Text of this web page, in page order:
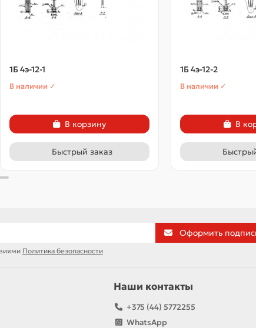
1Б 4э-12-1
В наличии ✓
В корзину
Быстрый заказ
1Б 4э-12-2
В наличии ✓
В
Оформить
Политика безопасности
Наши контакты
+375 (44) 5772255
WhatsApp